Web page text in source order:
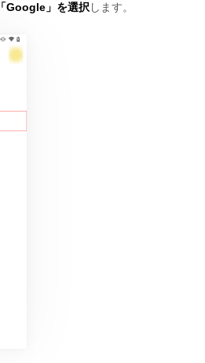
「Google」を選択 します。